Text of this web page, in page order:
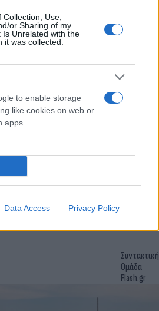
Use,
or Sharing of my
Is Unrelated with the
it was collected.
to enable storage
like cookies on web or
apps.
Data Access Privacy Policy
Γεραπετρίτη με τον
επίσης απόψεις για τις
Συντακτική
Ομάδα
Flash.gr